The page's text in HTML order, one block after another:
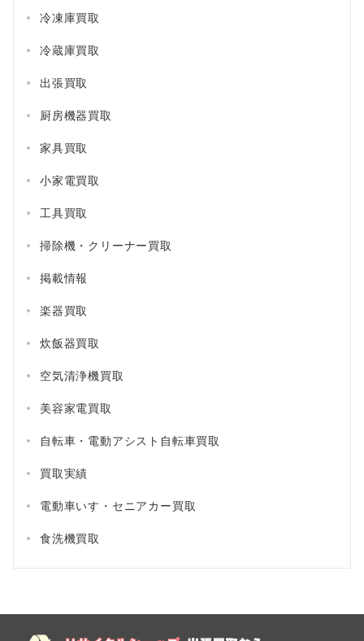
冷凍庫買取
冷蔵庫買取
出張買取
厨房機器買取
家具買取
小家電買取
工具買取
掃除機・クリーナー買取
掲載情報
楽器買取
炊飯器買取
空気清浄機買取
美容家電買取
自転車・電動アシスト自転車買取
買取実績
電動車いす・セニアカー買取
食洗機買取